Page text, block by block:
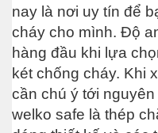
nay là nơi uy tín để
cháy cho mình. Độ
hàng đầu khi lựa
két chống cháy. Khi
cần chú ý tới
welko safe là thép